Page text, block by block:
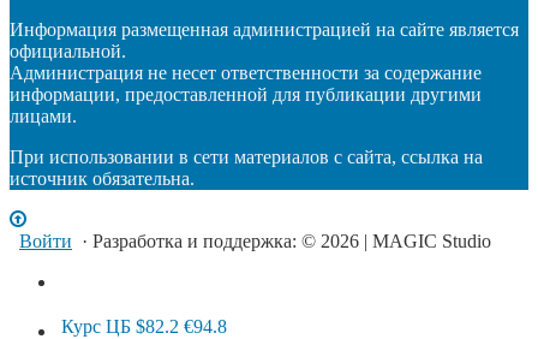
Информация размещенная администрацией на сайте является
официальной.
Администрация не несет ответственности за содержание
информации, предоставленной для публикации другими
лицами.
При использовании в сети материалов с сайта, ссылка на
источник обязательна.
Войти · Разработка и поддержка: © 2026 | MAGIC Studio
Курс ЦБ $82.2 €94.8